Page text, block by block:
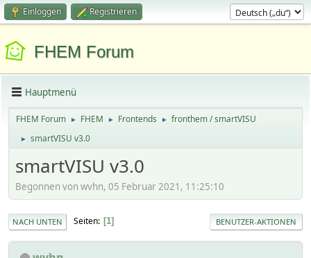
Einloggen Registrieren
FHEM Forum
Hauptmenü
FHEM Forum ► FHEM ► Frontends ► fronthem / smartVISU
► smartVISU v3.0
smartVISU v3.0
Begonnen von wvhn, 05 Februar 2021, 11:25:10
NACH UNTEN Seiten 1 BENUTZER-AKTIONEN